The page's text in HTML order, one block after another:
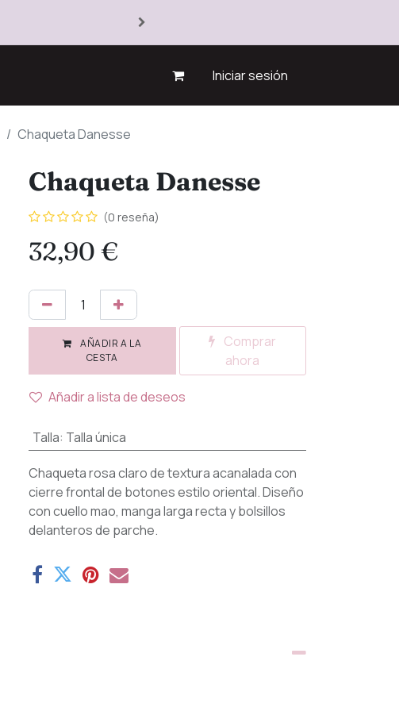
Iniciar sesión
Chaqueta Danesse
Chaqueta Danesse
(0 reseña)
32,90 €
AÑADIR A LA
CESTA
Comprar
ahora
Añadir a lista de deseos
Talla: Talla única
Chaqueta rosa claro de textura acanalada con
cierre frontal de botones estilo oriental. Diseño
con cuello mao, manga larga recta y bolsillos
delanteros de parche.